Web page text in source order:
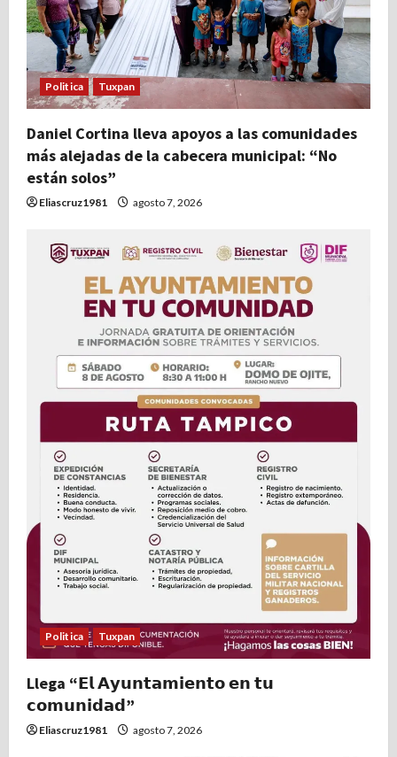
e
e
n
t
r
a
Politica Tuxpan
Daniel Cortina lleva apoyos a las comunidades
más alejadas de la cabecera municipal: “No
están solos”
Eliascruz1981 agosto 7, 2026
Politica Tuxpan
Llega “𝗘𝗹 𝗔𝘆𝘂𝗻𝘁𝗮𝗺𝗶𝗲𝗻𝘁𝗼 𝗲𝗻 𝘁𝘂
𝗰𝗼𝗺𝘂𝗻𝗶𝗱𝗮𝗱”
Eliascruz1981 agosto 7, 2026